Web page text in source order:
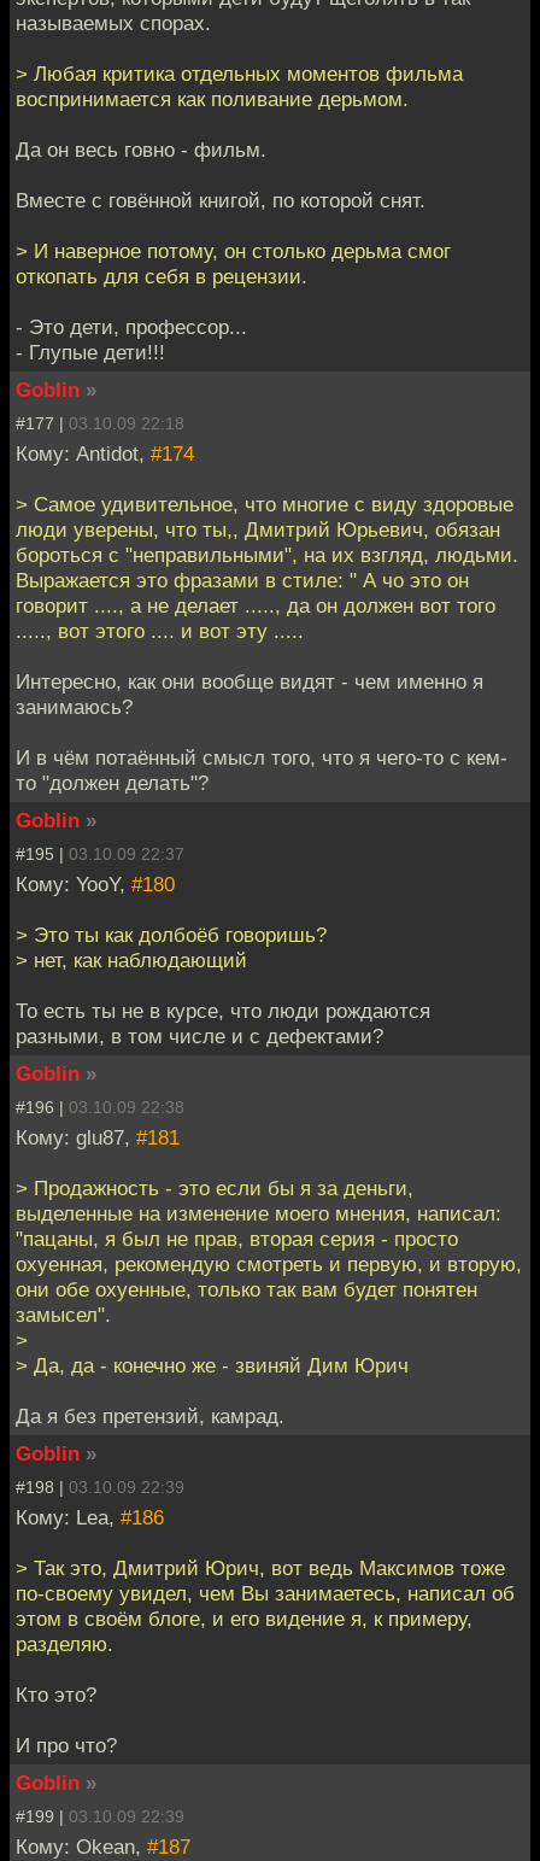
называемых спорах.
> Любая критика отдельных моментов фильма
воспринимается как поливание дерьмом.
Да он весь говно - фильм.
Вместе с говённой книгой, по которой снят.
> И наверное потому, он столько дерьма смог
откопать для себя в рецензии.
- Это дети, профессор...
- Глупые дети!!!
Goblin »
#177 | 03.10.09 22:18
Кому: Antidot, #174
> Самое удивительное, что многие с виду здоровые
люди уверены, что ты,, Дмитрий Юрьевич, обязан
бороться с "неправильными", на их взгляд, людьми.
Выражается это фразами в стиле: " А чо это он
говорит ...., а не делает ....., да он должен вот того
....., вот этого .... и вот эту .....
Интересно, как они вообще видят - чем именно я
занимаюсь?
И в чём потаённый смысл того, что я чего-то с кем-
то "должен делать"?
Goblin »
#195 | 03.10.09 22:37
Кому: YooY, #180
> Это ты как долбоёб говоришь?
> нет, как наблюдающий
То есть ты не в курсе, что люди рождаются
разными, в том числе и с дефектами?
Goblin »
#196 | 03.10.09 22:38
Кому: glu87, #181
> Продажность - это если бы я за деньги,
выделенные на изменение моего мнения, написал:
"пацаны, я был не прав, вторая серия - просто
охуенная, рекомендую смотреть и первую, и вторую,
они обе охуенные, только так вам будет понятен
замысел".
>
> Да, да - конечно же - звиняй Дим Юрич
Да я без претензий, камрад.
Goblin »
#198 | 03.10.09 22:39
Кому: Lea, #186
> Так это, Дмитрий Юрич, вот ведь Максимов тоже
по-своему увидел, чем Вы занимаетесь, написал об
этом в своём блоге, и его видение я, к примеру,
разделяю.
Кто это?
И про что?
Goblin »
#199 | 03.10.09 22:39
Кому: Okean, #187